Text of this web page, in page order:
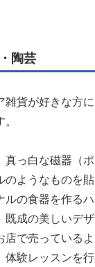
陶芸
雑貨が好きな方
真っ白な磁器（
のようなものを
ルの食器を作る
既成の美しいデ
店で売っている
験レッスンを